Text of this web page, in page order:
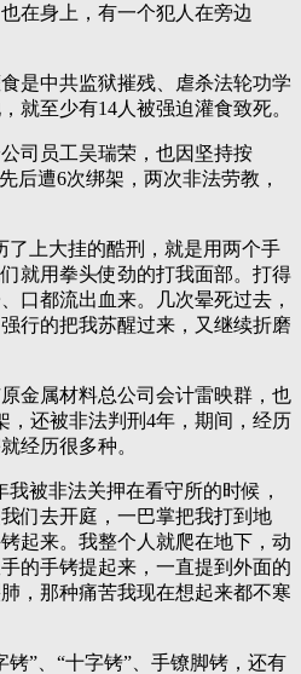
在身上，有一个犯人在旁边
是中共监狱摧残、虐杀法轮功学
就至少有14人被强迫灌食致死。
司员工吴瑞荣，也因坚持按
后遭6次绑架，两次非法劳教，
了上大挂的酷刑，就是用两个手
就用拳头使劲的打我面部。打得
口都流出血来。几次晕死过去，
行的把我苏醒过来，又继续折磨
金属材料总公司会计雷映群，也
，还被非法判刑4年，期间，经历
经历很多种。
我被非法关押在看守所的时候，
们去开庭，一巴掌把我打到地
起来。我整个人就爬在地下，动
的手铐提起来，一直提到外面的
，那种痛苦我现在想起来都不寒
”、“十字铐”、手镣脚铐，还有